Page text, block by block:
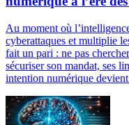
Au moment où
cyberattaques et multiplie
fait un pari : ne pas
sécuriser son mandat, ses
intention numérique